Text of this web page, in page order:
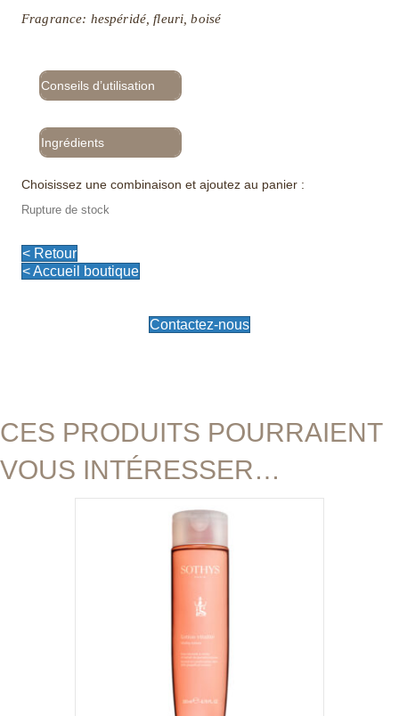
Fragrance: hespéridé, fleuri, boisé
Conseils d’utilisation
Ingrédients
Choisissez une combinaison et ajoutez au panier :
Rupture de stock
< Retour
< Accueil boutique
Contactez-nous
CES PRODUITS POURRAIENT
VOUS INTÉRESSER…